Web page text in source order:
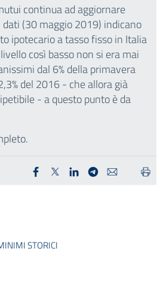
continua ad aggiornare
(30 maggio 2019) indicano
ipotecario a tasso fisso in Italia
così basso non si era mai
dal 6% della primavera
del 2016 - che allora già
- a questo punto è da
STORICI